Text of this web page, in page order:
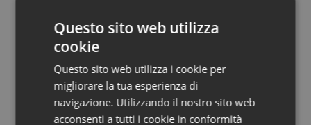
Tumori gastrointestinali
Ulcera & Reflusso
Vaccini
può chiamarsi fuori”
Anaao Giovani: “Ripetizione delle prove è
maldestro tentativo di rimediare a un disastro.
Giannini si dimetta”
Federspecializzandi: “Responsabili traggano
conseguenze dell’accaduto, ma non si metta in
discussione concorso nazionale”
Questo sito web utilizza
cookie
Questo sito web utilizza i cookie per
migliorare la tua esperienza di
navigazione. Utilizzando il nostro sito web
acconsenti a tutti i cookie in conformità